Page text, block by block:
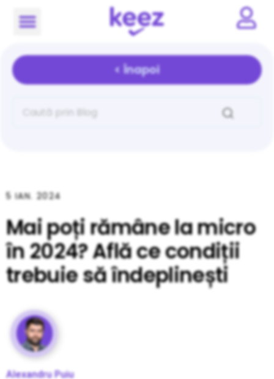
< Înapoi
5 IAN. 2024
Mai poți rămâne la micro
în 2024? Află ce condiții
trebuie să îndeplinești
Alexandru Puiu